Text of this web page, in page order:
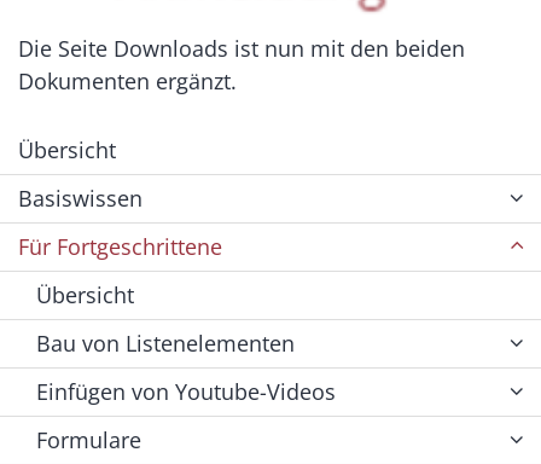
Die Seite Downloads ist nun mit den beiden
Dokumenten ergänzt.
Übersicht
Basiswissen
Für Fortgeschrittene
Übersicht
Bau von Listenelementen
Einfügen von Youtube-Videos
Formulare